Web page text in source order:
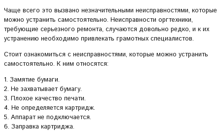
Чаще всего это вызвано незначительными неисправностями, которые
можно устранить самостоятельно. Неисправности оргтехники,
требующие серьезного ремонта, случаются довольно редко, и к их
устранению необходимо привлекать грамотных специалистов.
Стоит ознакомиться с неисправностями, которые можно устранить
самостоятельно. К ним относятся:
1. Замятие бумаги.
2. Не захватывает бумагу.
3. Плохое качество печати.
4. Не определяется картридж.
5. Аппарат не подключается.
6. Заправка картриджа.